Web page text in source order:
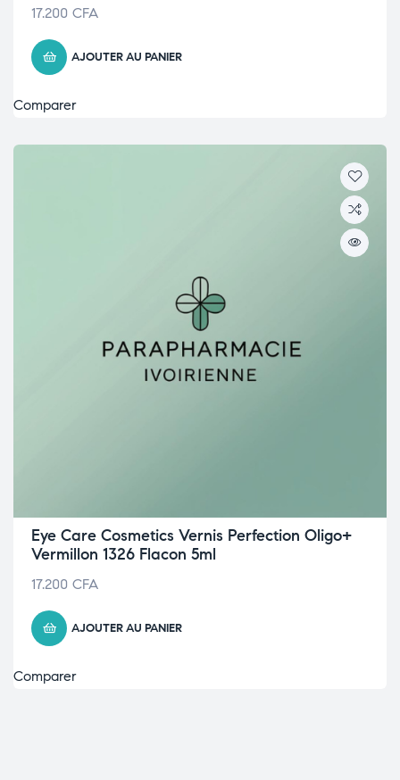
17.200 CFA
AJOUTER AU PANIER
Comparer
Eye Care Cosmetics Vernis Perfection Oligo+
Vermillon 1326 Flacon 5ml
17.200 CFA
AJOUTER AU PANIER
Comparer